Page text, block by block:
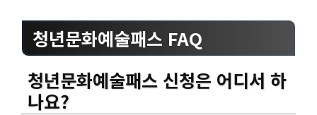
청년문화예술패스 FAQ
청년문화예술패스 신청은 어디서 하
나요?